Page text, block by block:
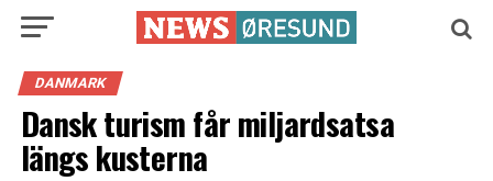
DANMARK
Dansk turism får miljardsatsa
längs kusterna